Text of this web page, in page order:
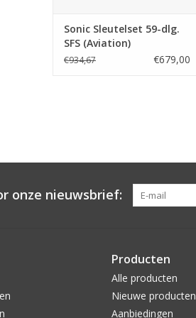
Sonic Sleutelset 59-dlg.
SFS (Aviation)
€934,67 €679,00
onze nieuwsbrief:
Producten
Alle producten
Nieuwe producten
Aanbiedingen